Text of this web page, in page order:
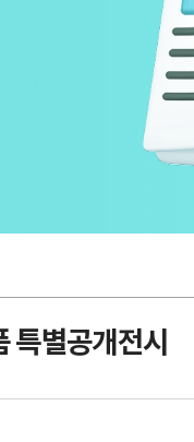
특별공개전시